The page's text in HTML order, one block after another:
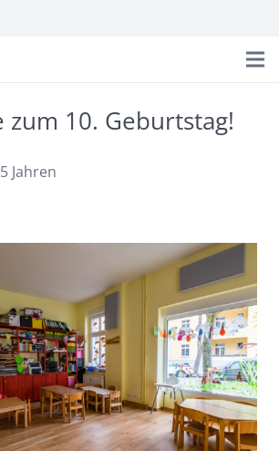
zum 10. Geburtstag!
Jahren